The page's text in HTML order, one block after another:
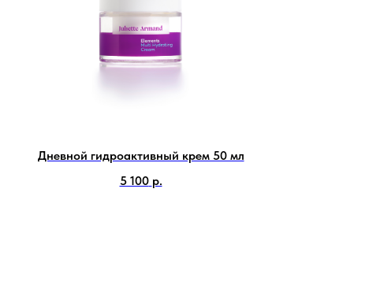
Дневной гидроактивный крем 50 мл
5 100 р.